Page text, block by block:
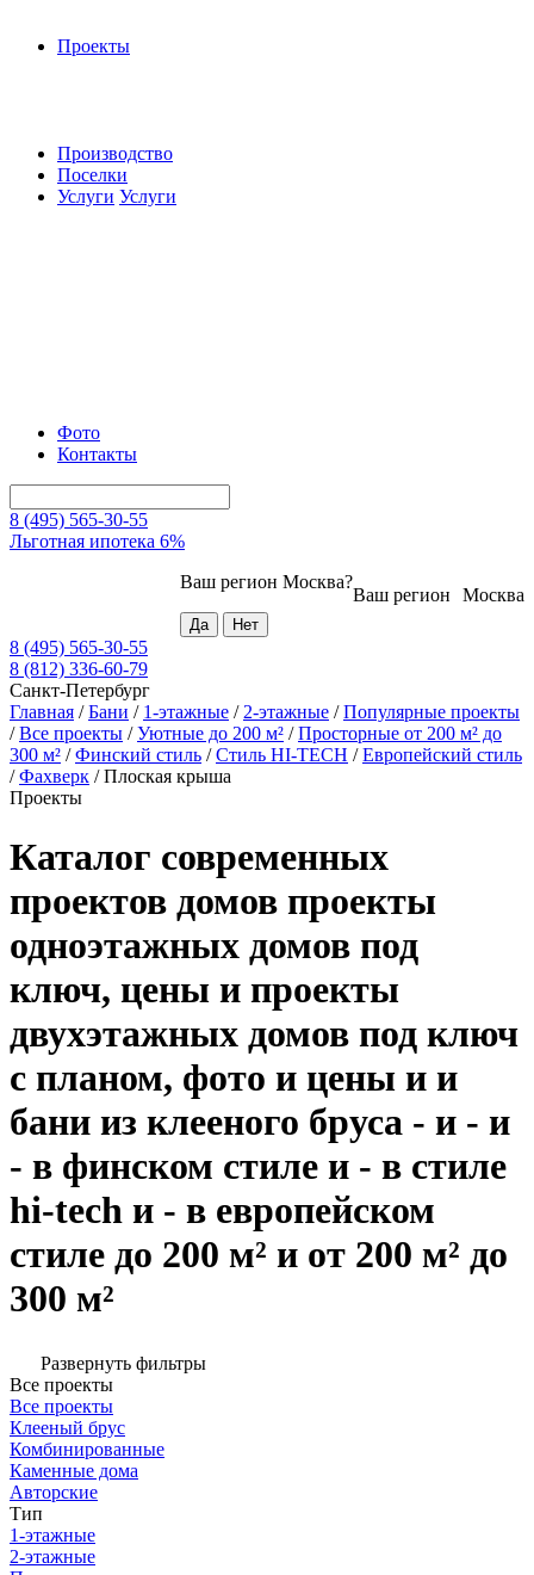
Проекты
Производство
Поселки
Услуги Услуги
Фото
Контакты
8 (495) 565-30-55
Льготная ипотека 6%
Москва
Ваш регион
Ваш регион Москва?
8 (495) 565-30-55
8 (812) 336-60-79
Санкт-Петербург
Главная /Бани / 1-этажные / 2-этажные /Популярные проекты
/Все проекты /Уютные до 200 м² /Просторные от 200 м² до
300 м² /Финский стиль /Стиль HI-TECH /Европейский стиль
/Фахверк /Плоская крыша
Проекты
Каталог современных
проектов домов проекты
одноэтажных домов под
ключ, цены и проекты
двухэтажных домов под ключ
с планом, фото и цены и и
бани из клееного бруса - и - и
- в финском стиле и - в стиле
hi-tech и - в европейском
стиле до 200 м² и от 200 м² до
300 м²
Развернуть фильтры
Все проекты
Все проекты
Клееный брус
Комбинированные
Каменные дома
Авторские
Тип
1-этажные
2-этажные